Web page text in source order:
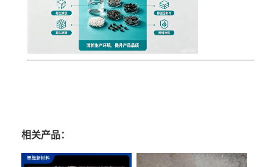
相关产品：